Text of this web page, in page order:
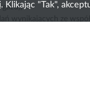
. Klikając "Tak",